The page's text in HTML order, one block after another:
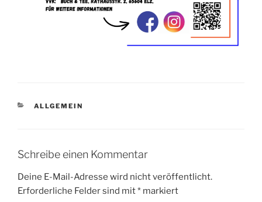
KATEGORIEN
ALLGEMEIN
Schreibe einen Kommentar
Deine E-Mail-Adresse wird nicht veröffentlicht.
Erforderliche Felder sind mit* markiert